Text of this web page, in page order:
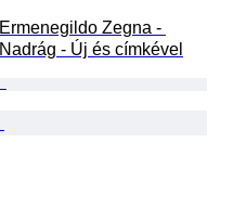
Ermenegildo Zegna -
Nadrág - Új és címkével